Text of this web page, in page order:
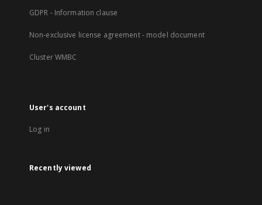
GDPR - Information clause
Non-exclusive license agreement - model document
Cluster WMBC
User's account
Log in
Recently viewed